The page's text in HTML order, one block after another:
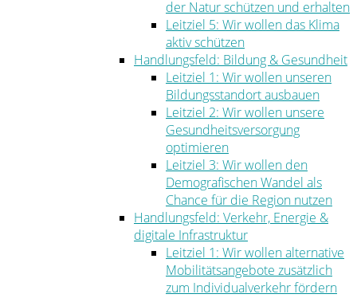
der Natur schützen und erhalten
Leitziel 5: Wir wollen das Klima
aktiv schützen
Handlungsfeld: Bildung & Gesundheit
Leitziel 1: Wir wollen unseren
Bildungsstandort ausbauen
Leitziel 2: Wir wollen unsere
Gesundheitsversorgung
optimieren
Leitziel 3: Wir wollen den
Demografischen Wandel als
Chance für die Region nutzen
Handlungsfeld: Verkehr, Energie &
digitale Infrastruktur
Leitziel 1: Wir wollen alternative
Mobilitätsangebote zusätzlich
zum Individualverkehr fördern